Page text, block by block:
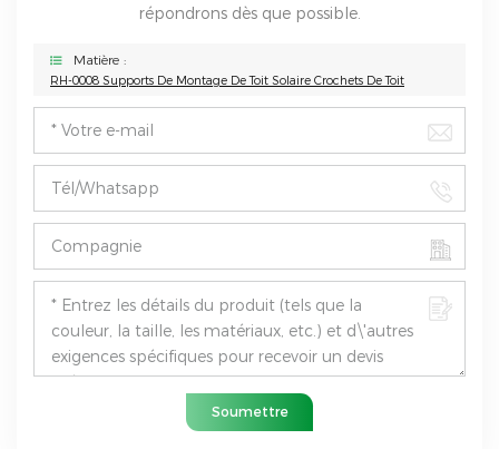
répondrons dès que possible.
Matière :
RH-0008 Supports De Montage De Toit Solaire Crochets De Toit
Soumettre